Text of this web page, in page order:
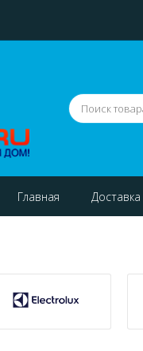
Главная Доставка